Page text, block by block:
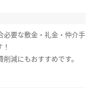
必要な敷金・礼金・仲介手
減にもおすすめです。